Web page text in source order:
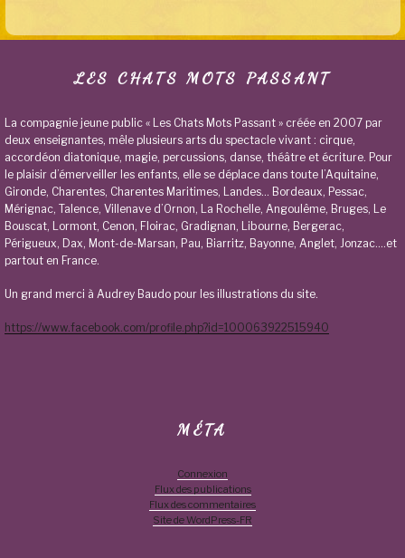
LES CHATS MOTS PASSANT
La compagnie jeune public « Les Chats Mots Passant » créée en 2007 par
deux enseignantes, mêle plusieurs arts du spectacle vivant : cirque,
accordéon diatonique, magie, percussions, danse, théâtre et écriture. Pour
le plaisir d’émerveiller les enfants, elle se déplace dans toute l’Aquitaine,
Gironde, Charentes, Charentes Maritimes, Landes… Bordeaux, Pessac,
Mérignac, Talence, Villenave d’Ornon, La Rochelle, Angoulême, Bruges, Le
Bouscat, Lormont, Cenon, Floirac, Gradignan, Libourne, Bergerac,
Périgueux, Dax, Mont-de-Marsan, Pau, Biarritz, Bayonne, Anglet, Jonzac….et
partout en France.
Un grand merci à Audrey Baudo pour les illustrations du site.
https://www.facebook.com/profile.php?id=100063922515940
MÉTA
Connexion
Flux des publications
Flux des commentaires
Site de WordPress-FR